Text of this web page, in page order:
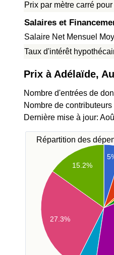
Prix par mètre carré
Salaires et
Salaire Net Mensuel
Taux d'intérêt
Prix à Adélaïde,
Nombre d'entrées de
Nombre de
Dernière mise à jour:
Répartition des
15.2%
27.3%